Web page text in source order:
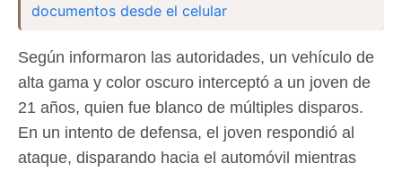
documentos desde el celular
Según informaron las autoridades, un vehículo de
alta gama y color oscuro interceptó a un joven de
21 años, quien fue blanco de múltiples disparos.
En un intento de defensa, el joven respondió al
ataque, disparando hacia el automóvil mientras